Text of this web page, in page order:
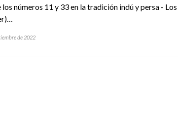
los números 11 y 33 en la tradición indú y persa -
de 2022